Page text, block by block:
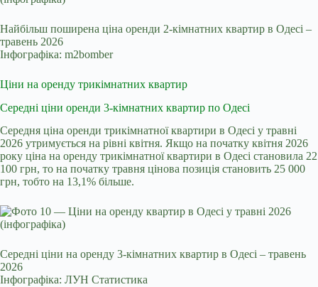
Найбільш поширена ціна оренди 2-кімнатних квартир в Одесі –
травень 2026
Інфографіка: m2bomber
Ціни на оренду трикімнатних квартир
Середні ціни оренди 3-кімнатних квартир по Одесі
Середня ціна оренди трикімнатної квартири в Одесі у травні
2026 утримується на рівні квітня. Якщо на початку квітня 2026
року ціна на оренду трикімнатної квартири в Одесі становила 22
100 грн, то на початку травня цінова позиція становить 25 000
грн, тобто на 13,1% більше.
Середні ціни на оренду 3-кімнатних квартир в Одесі – травень
2026
Інфографіка: ЛУН Статистика